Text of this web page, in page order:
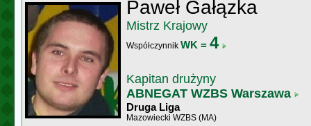
Paweł Gałązka
Mistrz Krajowy
Współczynnik WK = 4
Kapitan drużyny
ABNEGAT WZBS Warszawa
Druga Liga
Mazowiecki WZBS (MA)